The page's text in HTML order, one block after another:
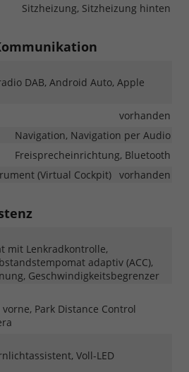
Sitzheizung, Sitzheizung hinten
DAB, Android Auto, Apple
vorhanden
Navigation, Navigation per Audio
Freisprecheinrichtung, Bluetooth
(Virtual Cockpit) vorhanden
mit Lenkradkontrolle,
adaptiv (ACC),
Geschwindigkeitsbegrenzer
Park Distance Control
Voll-LED